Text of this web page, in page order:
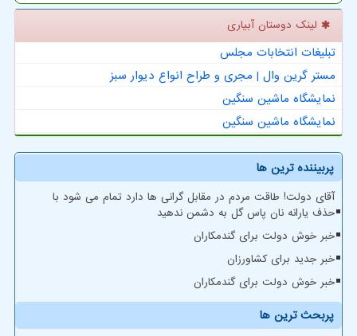
لینک دوستان آبیاری
تبلیغات انتخابات مجلس
مستر گرین وال | مجری و طراح انواع دیوار سبز
نمایشگاه ماشین سنگین
نمایشگاه ماشین سنگین
پربیننده ترین ها
آقای دولت! طاقت مردم در مقابل گرانی ها دارد تمام می شود با
حذف یارانه نان پاس گل به دشمن ندهید
خبر خوش دولت برای گندمکاران
خبر جدید برای کشاورزان
خبر خوش دولت برای گندمکاران
پربحث ترین ها